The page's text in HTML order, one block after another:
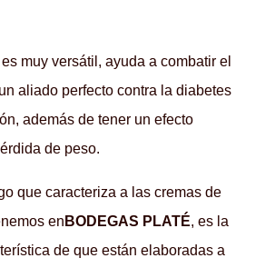
muy versátil, ayuda a combatir el
aliado perfecto contra la diabetes
además de tener un efecto
de peso.
que caracteriza a las cremas de
en BODEGAS PLATÉ, es la
de que están elaboradas a